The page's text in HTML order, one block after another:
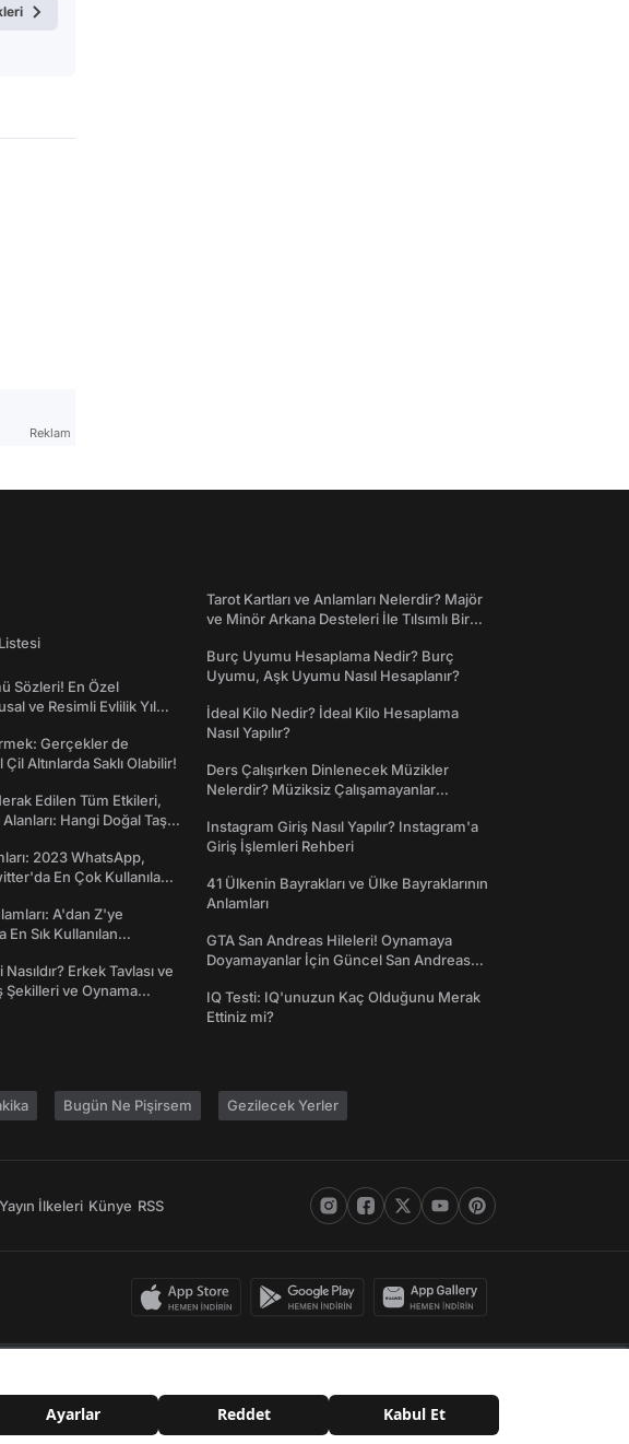
Reklam
Sözleri! En Özel
ve Resimli Evlilik Yıl
Gerçekler de
Altınlarda Saklı Olabilir!
Edilen Tüm Etkileri,
Hangi Doğal Taş
2023 WhatsApp,
En Çok Kullanılan
A'dan Z'ye
Sık Kullanılan
Erkek Tavlası ve
Şekilleri ve Oynama
Tarot Kartları ve Anlamları Nelerdir? Majör
ve Minör Arkana Desteleri İle Tılsımlı Bir
Burç Uyumu Hesaplama Nedir? Burç
Uyumu, Aşk Uyumu Nasıl Hesaplanır?
İdeal Kilo Nedir? İdeal Kilo Hesaplama
Nasıl Yapılır?
Ders Çalışırken Dinlenecek Müzikler
Nelerdir? Müziksiz Çalışamayanlar
Instagram Giriş Nasıl Yapılır? Instagram'a
Giriş İşlemleri Rehberi
41 Ülkenin Bayrakları ve Ülke Bayraklarının
Anlamları
GTA San Andreas Hileleri! Oynamaya
Doyamayanlar İçin Güncel San Andreas
IQ Testi: IQ'unuzun Kaç Olduğunu Merak
Ettiniz mi?
Bugün Ne Pişirsem Gezilecek Yerler
Yayın İlkeleri Künye RSS